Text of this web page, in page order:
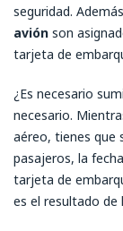
seguridad.
avión son
tarjeta de
¿Es necesario
necesario.
aéreo, tienes que
pasajeros, la
tarjeta de
es el resultado de